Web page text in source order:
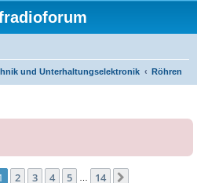
und Unterhaltungselektronik Röhren
1von 14
2 3 4 5 14